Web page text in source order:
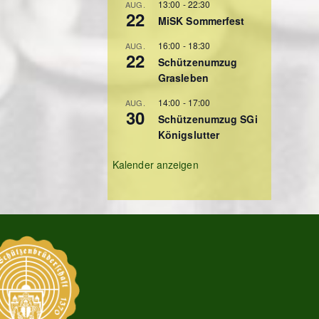
AUG.
22
13:00 -22:30
MiSK Sommerfest
AUG.
22
16:00 - 18:30
Schützenumzug
Grasleben
AUG.
30
14:00 - 17:00
Schützenumzug SGi
Königslutter
Kalender anzeigen